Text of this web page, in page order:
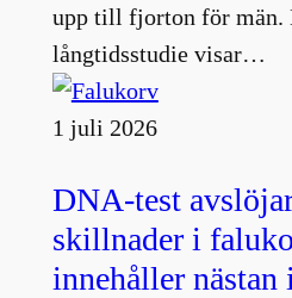
upp till fjorton för män.
långtidsstudie visar…
1 juli 2026
DNA-test
skillnader i
innehåller